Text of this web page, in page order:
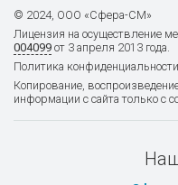
2420
© 2024, ООО «Сфера-СМ»
Лицензия на осуществление
004099 от 3 апреля 2013 года.
Политика конфиденциальности
Копирование,
информации с сайта только с